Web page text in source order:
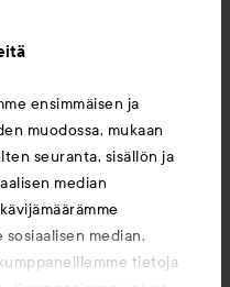
ensimmäisen ja
muodossa, mukaan
seuranta, sisällön ja
median
sosiaalisen median,
tietoja